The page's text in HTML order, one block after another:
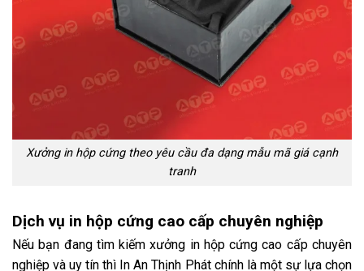
Xưởng in hộp cứng theo yêu cầu đa dạng mẫu mã giá cạnh
tranh
Dịch vụ in hộp cứng cao cấp chuyên nghiệp
Nếu bạn đang tìm kiếmxưởng in hộp cứng cao cấpchuyên
nghiệp và uy tín thì In An Thịnh Phát chính là một sự lựa chọn